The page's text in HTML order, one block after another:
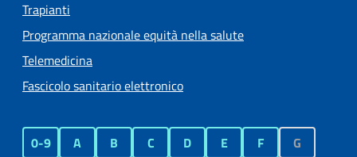
Trapianti
Programma nazionale equità nella salute
Telemedicina
Fascicolo sanitario elettronico
0-9 A B C D E F
G